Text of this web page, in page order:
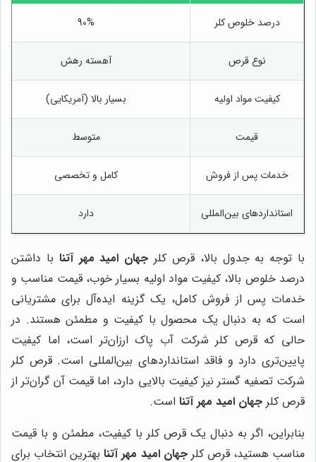
درصد خلوص کلر 90%
نوع قرص آهسته رهش
کیفیت مواد اولیه بسیار بالا (آمریکایی)
قیمت متوسط
خدمات پس از فروش کامل و تخصصی
استانداردهای بین‌المللی دارد
با توجه به جدول بالا، قرص کلر جهان امید مهر آتنا با داشتن
درصد خلوص بالا، کیفیت مواد اولیه بسیار خوب، قیمت مناسب و
خدمات پس از فروش کامل، یک گزینه ایده‌آل برای مشتریانی
است که به دنبال یک محصول با کیفیت و مطمئن هستند. در
حالی که قرص کلر شرکت آب پاک ارزان‌تر است، اما کیفیت
پایین‌تری دارد و فاقد استانداردهای بین‌المللی است. قرص کلر
شرکت تصفیه گستر نیز کیفیت بالایی دارد، اما قیمت آن گران‌تر از
قرص کلر جهان امید مهر آتنا است.
بنابراین، اگر به دنبال یک قرص کلر با کیفیت، مطمئن و با قیمت
مناسب هستید، قرص کلرجهان امید مهر آتنابهترین انتخاب برای